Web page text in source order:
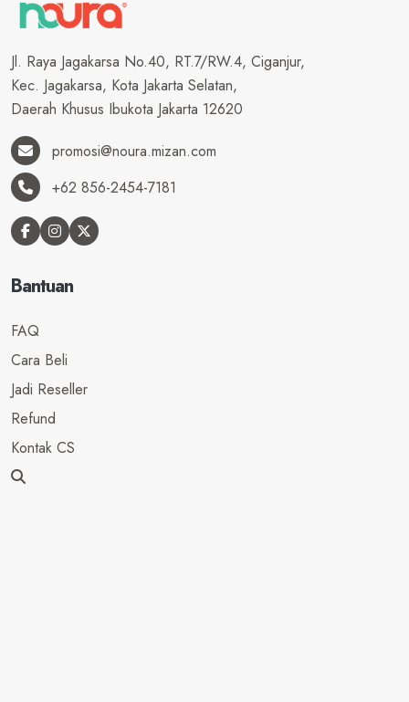
Jl. Raya Jagakarsa No.40, RT.7/RW.4, Ciganjur,
Kec. Jagakarsa, Kota Jakarta Selatan,
Daerah Khusus Ibukota Jakarta 12620
promosi@noura.mizan.com
+62 856-2454-7181
Bantuan
FAQ
Cara Beli
Jadi Reseller
Refund
Kontak CS